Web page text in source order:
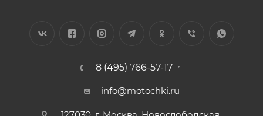
8 (495) 766-57-17
info@motochki.ru